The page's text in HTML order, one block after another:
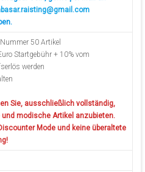
50 Artikel
Startgebühr + 10% vom
werden
Sie, ausschließlich vollständig,
und modische Artikel anzubieten.
Mode und keine überaltete